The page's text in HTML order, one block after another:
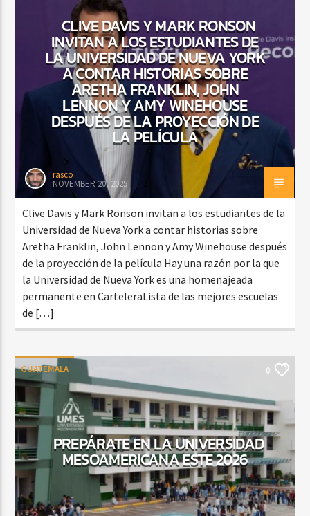
CLIVE DAVIS Y MARK RONSON
INVITAN A LOS ESTUDIANTES DE
LA UNIVERSIDAD DE NUEVA YORK
A CONTAR HISTORIAS SOBRE
ARETHA FRANKLIN, JOHN
LENNON Y AMY WINEHOUSE
DESPUÉS DE LA PROYECCIÓN DE
LA PELÍCULA
rasco
NOVEMBER 20, 2025
Clive Davis y Mark Ronson invitan a los estudiantes de la
Universidad de Nueva York a contar historias sobre
Aretha Franklin, John Lennon y Amy Winehouse después
de la proyección de la película Hay una razón por la que
la Universidad de Nueva York es una homenajeada
permanente en CarteleraLista de las mejores escuelas
de […]
GUATEMALA 0
PREPÁRATE EN LA UNIVERSIDAD
MESOAMERICANA ESTE 2026